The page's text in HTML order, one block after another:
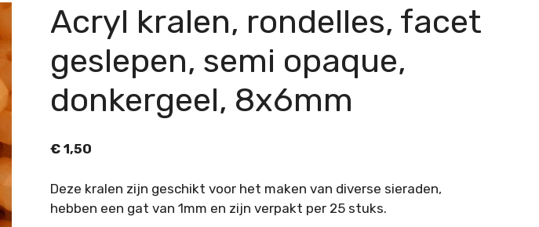
Acryl kralen, rondelles, facet
geslepen, semi opaque,
donkergeel, 8x6mm
€1,50
Deze kralen zijn geschikt voor het maken van diverse sieraden,
hebben een gat van 1mm en zijn verpakt per 25 stuks.